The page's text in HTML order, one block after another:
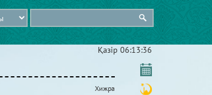
Қазір 06:13:36
Хижра